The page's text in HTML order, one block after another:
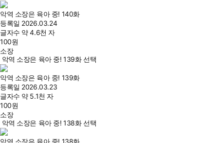
악역 소장은 육아 중! 140화
등록일 2026.03.24
글자수 약 4.6천 자
100원
소장
악역 소장은 육아 중! 139화 선택
악역 소장은 육아 중! 139화
등록일 2026.03.23
글자수 약 5.1천 자
100원
소장
악역 소장은 육아 중! 138화 선택
악역 소장은 육아 중! 138화